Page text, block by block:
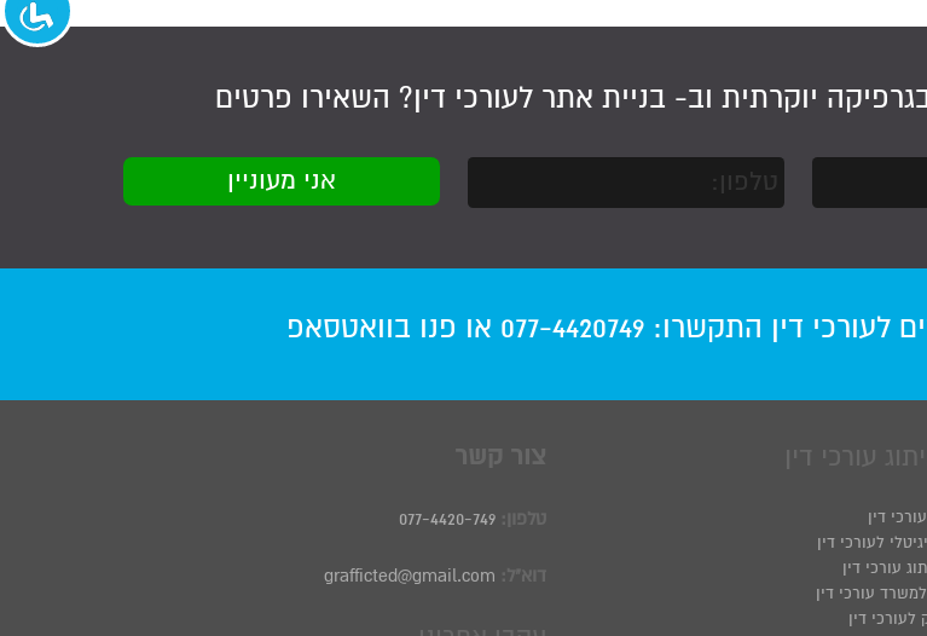
יוקרתית וב- בניית אתר לעורכי דין? השאירו פרטים
לעורכי דין התקשרו:077-4420749 או פנו בוואטסאפ
עורכי דין
דין
לעורכי דין
עורכי דין
עורכי דין
לעורכי דין
צור קשר
טלפון: 077-4420-749
דוא"ל: grafficted@gmail.com